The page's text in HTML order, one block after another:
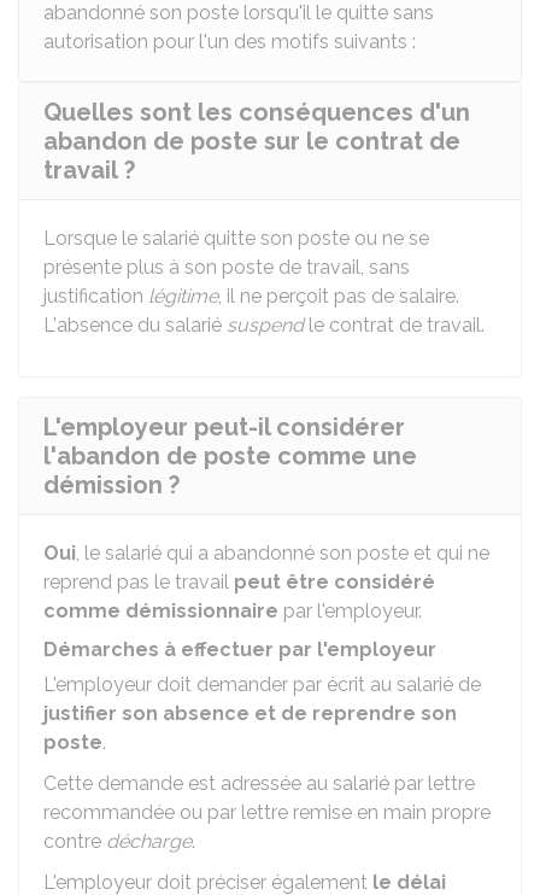
abandonné son poste lorsqu'il le quitte sans
autorisation pour l'un des motifs suivants :
Quelles sont les conséquences d'un
abandon de poste sur le contrat de
travail ?
Lorsque le salarié quitte son poste ou ne se
présente plus à son poste de travail, sans
justification légitime, il ne perçoit pas de salaire.
L'absence du salarié suspendle contrat de travail.
L'employeur peut-il considérer
l'abandon de poste comme une
démission ?
Oui, le salarié qui a abandonné son poste et qui ne
reprend pas le travail peut être considéré
comme démissionnaire par l'employeur.
Démarches à effectuer par l'employeur
L'employeur doit demander par écrit au salarié de
justifier son absence et de reprendre son
poste.
Cette demande est adressée au salarié par lettre
recommandée ou par lettre remise en main propre
contre décharge.
L'employeur doit préciser également le délai